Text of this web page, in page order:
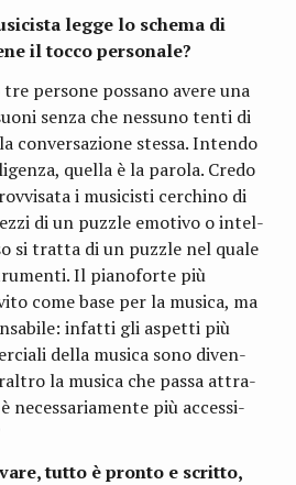
legge lo schema di
il tocco personale?
tre per­sone pos­sano avere una
senza che nes­suno tenti di
con­ver­sa­zione stessa. Intendo
quella è la parola. Credo
i musi­ci­sti cer­chino di
di un puzzle emo­tivo o intel­
si tratta di un puzzle nel quale
Il pia­no­forte più
come base per la musica, ma
infatti gli aspetti più
della musica sono diven­
la musica che passa attra­
neces­sa­ria­mente più acces­si­
tutto è pronto e scritto,